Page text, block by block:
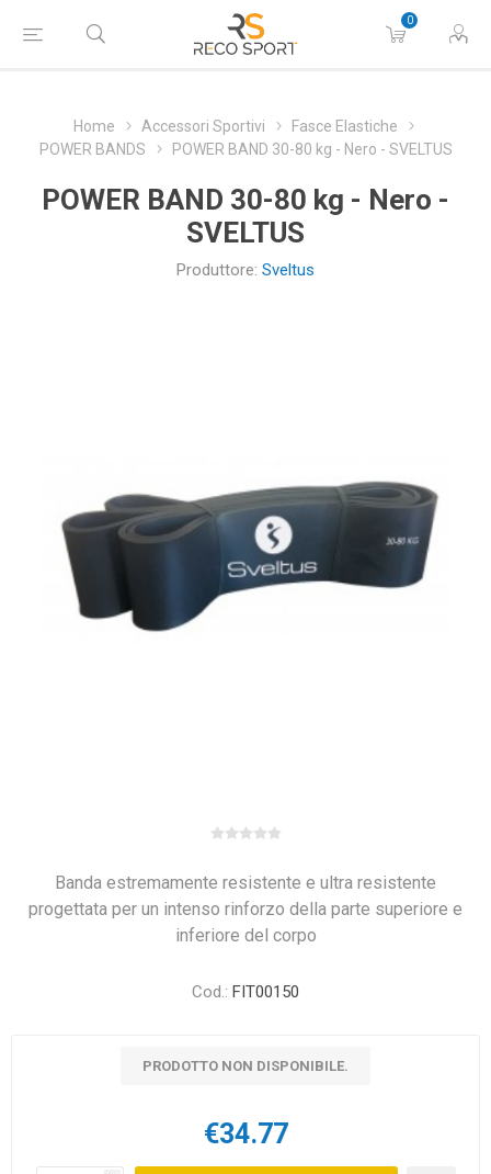
0
Home Accessori Sportivi
Fasce Elastiche
POWER BANDS
POWER BAND 30-80 kg - Nero - SVELTUS
POWER BAND 30-80 kg - Nero -
SVELTUS
Produttore: Sveltus
Banda estremamente resistente e ultra resistente
progettata per un intenso rinforzo della parte superiore e
inferiore del corpo
Cod.: FIT00150
PRODOTTO NON DISPONIBILE.
€34.77